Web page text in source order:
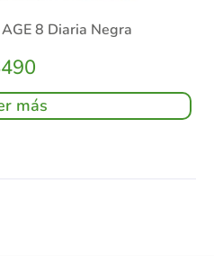
8 Diaria Negra
490
más